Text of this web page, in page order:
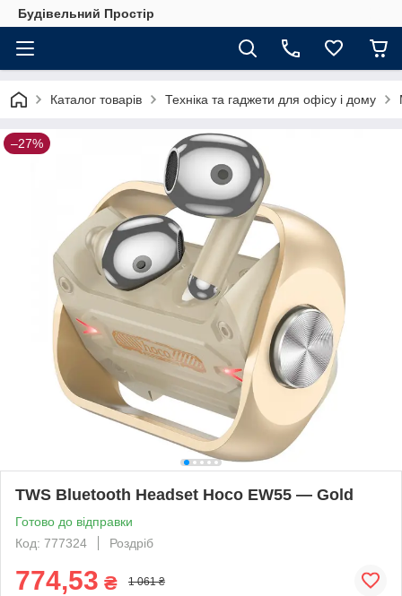
Будівельний Простір
Каталог товарів Техніка та гаджети для офісу і дому
–27%
TWS Bluetooth Headset Hoco EW55 — Gold
Готово до відправки
Код: 777324
Роздріб
774,53 ₴ 1 061 ₴